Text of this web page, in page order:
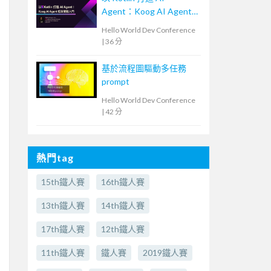
Agent：Koog AI Agent
Hello World Dev Conference
| 36 分
基於流程圖驅動多任務
prompt
Hello World Dev Conference
| 42 分
熱門tag
15th鐵人賽 16th鐵人賽
13th鐵人賽 14th鐵人賽
17th鐵人賽 12th鐵人賽
11th鐵人賽 鐵人賽 2019鐵人賽